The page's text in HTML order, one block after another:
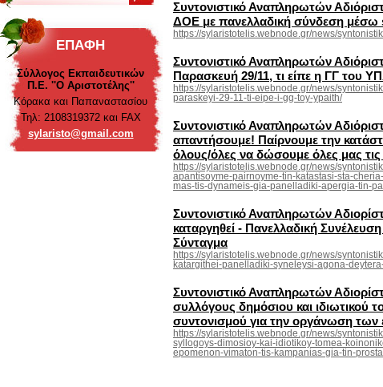
Συντονιστικό Αναπληρωτών
ΔΟΕ με πανελλαδική σύνδεση μέσω
https://sylaristotelis.webnode.gr/news/
Συντονιστικό Αναπληρωτών
Παρασκευή 29/11, τι είπε η ΓΓ του
https://sylaristotelis.webnode.gr/news/
paraskeyi-29-11-ti-eipe-i-gg-toy-ypaith/
Συντονιστικό Αναπληρωτών
απαντήσουμε! Παίρνουμε την
όλους/όλες να δώσουμε όλες μας
https://sylaristotelis.webnode.gr/news/
apantisoyme-pairnoyme-tin-katastasi-sta-
mas-tis-dynameis-gia-panelladiki-apergia-tin-
Συντονιστικό Αναπληρωτών
καταργηθεί - Πανελλαδική
Σύνταγμα
https://sylaristotelis.webnode.gr/news/
katargithei-panelladiki-syneleysi-agona-
Συντονιστικό Αναπληρωτών
συλλόγους δημόσιου και ιδιωτικού
συντονισμού για την οργάνωση
https://sylaristotelis.webnode.gr/news/
syllogoys-dimosioy-kai-idiotikoy-tomea-
epomenon-vimaton-tis-kampanias-gia-tin-
ΕΠΑΦΉ
Σύλλογος Εκπαιδευτικών
Π.Ε. ''Ο Αριστοτέλης''
Κόρακα και Παπαναστασίου
Τηλ: 2108319372 και FAX
sylaristo@gmail.com